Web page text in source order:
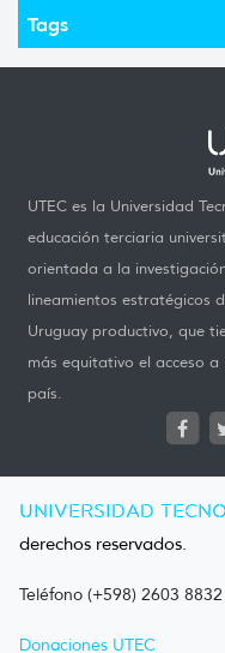
Tags
UTEC es la Universidad
educación terciaria
orientada a la
lineamientos estratégicos
Uruguay productivo, que
más equitativo el acceso
país.
UNIVERSIDAD
derechos reservados.
Teléfono (+598) 2603 8832
Donaciones UTEC